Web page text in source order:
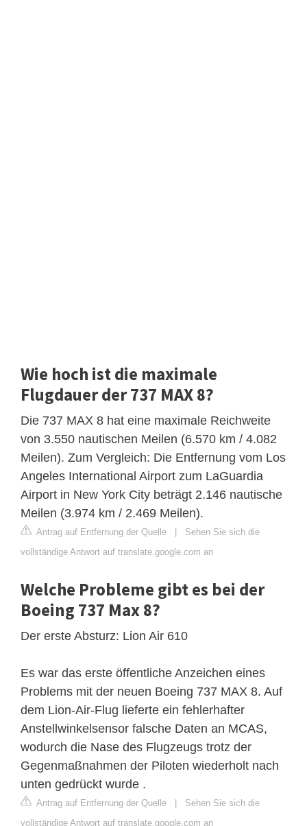
Wie hoch ist die maximale
Flugdauer der 737 MAX 8?
Die 737 MAX 8 hat eine maximale Reichweite
von 3.550 nautischen Meilen (6.570 km / 4.082
Meilen). Zum Vergleich: Die Entfernung vom Los
Angeles International Airport zum LaGuardia
Airport in New York City beträgt 2.146 nautische
Meilen (3.974 km / 2.469 Meilen).
Antrag auf Entfernung der Quelle | Sehen Sie sich die
vollständige Antwort auf translate.google.com an
Welche Probleme gibt es bei der
Boeing 737 Max 8?
Der erste Absturz: Lion Air 610
Es war das erste öffentliche Anzeichen eines
Problems mit der neuen Boeing 737 MAX 8. Auf
dem Lion-Air-Flug lieferte ein fehlerhafter
Anstellwinkelsensor falsche Daten an MCAS,
wodurch die Nase des Flugzeugs trotz der
Gegenmaßnahmen der Piloten wiederholt nach
unten gedrückt wurde .
Antrag auf Entfernung der Quelle | Sehen Sie sich die
vollständige Antwort auf translate.google.com an